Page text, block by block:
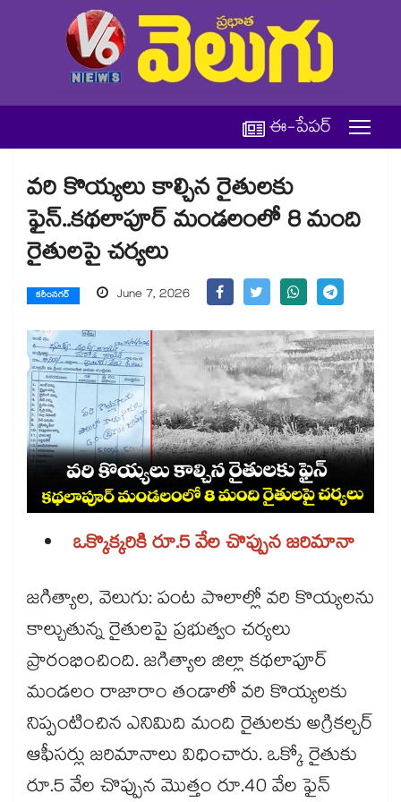
ఈ-పేపర్
వరి కొయ్యలు కాల్చిన రైతులకు
ఫైన్..కథలాపూర్ మండలంలో 8 మంది
రైతులపై చర్యలు
కరీంనగర్ June 7, 2026
ఒక్కొక్కరికి రూ.5 వేల చొప్పున జరిమానా
జగిత్యాల, వెలుగు: పంట పొలాల్లో వరి కొయ్యలను
కాల్చుతున్న రైతులపై ప్రభుత్వం చర్యలు
ప్రారంభించింది. జగిత్యాల జిల్లా కథలాపూర్
మండలం రాజారాం తండాలో వరి కొయ్యలకు
నిప్పంటించిన ఎనిమిది మంది రైతులకు అగ్రికల్చర్​
ఆఫీసర్లు జరిమానాలు విధించారు. ఒక్కో రైతుకు
రూ.5 వేల చొప్పున మొత్తం రూ.40 వేల ఫైన్